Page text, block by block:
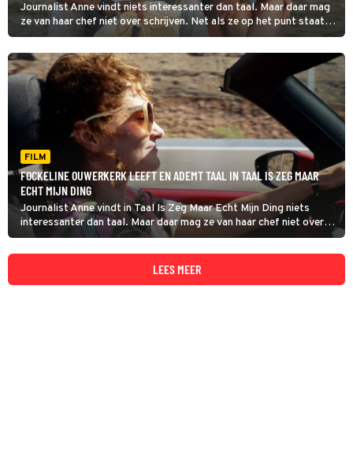
Journalist Anne vindt niets interessanter dan taal. Maar daar mag
ze van haar chef niet over schrijven. Net als ze op het punt staat
ontslag te nemen mag ze op een persreisje, waar ze in Taal Is Zeg
Maar Echt Mijn Ding samen met een knappe fotograaf de wereld
rondreist.
FILM
FOCKELINE OUWERKERK LEEFT EN ADEMT TAAL IN TAAL IS ZEG MAAR
ECHT MIJN DING
Journalist Anne vindt in Taal Is Zeg Maar Echt Mijn Ding niets
interessanter dan taal. Maar daar mag ze van haar chef niet over
schrijven. Net als ze op het punt staat ontslag te nemen mag ze
op een persreisje. Samen met een knappe fotograaf.
LEES MEER